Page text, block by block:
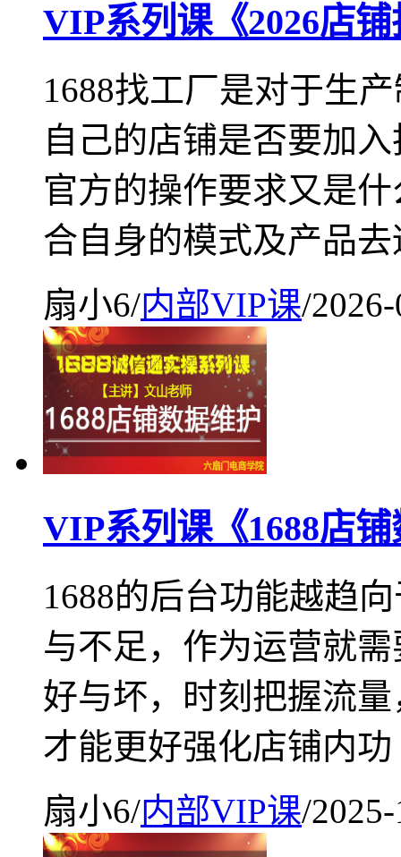
VIP系列课《2026店
1688找工厂是对于生
自己的店铺是否要加
官方的操作要求又是
合自身的模式及产品去
扇小6/内部VIP课/
VIP系列课《1688店
1688的后台功能越趋
与不足，作为运营就
好与坏，时刻把握流
才能更好强化店铺内功
扇小6/内部VIP课/